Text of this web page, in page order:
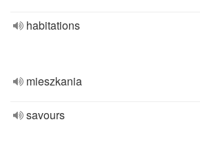
habitations
mieszkania
savours